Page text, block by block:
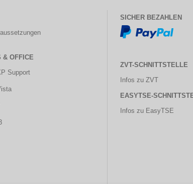
& OFFICE
Support
SICHER BEZAHLEN
ZVT-SCHNITTSTELLE
Infos zu ZVT
EASYTSE-
Infos zu EasyTSE